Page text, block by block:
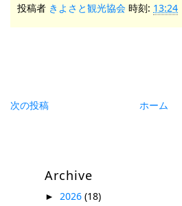
投稿者 きよさと観光協会 時刻: 13:24
次の投稿 ホーム
Archive
► 2026 (18)